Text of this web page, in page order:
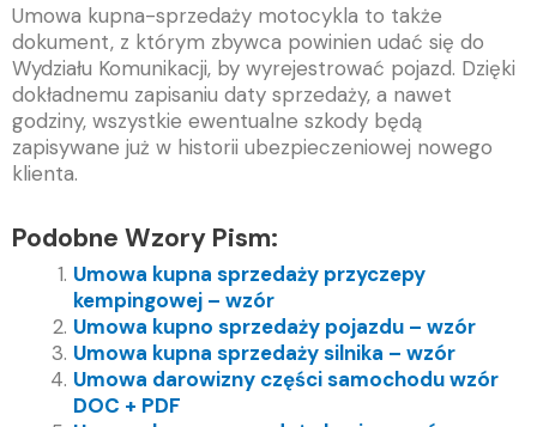
Umowa kupna-sprzedaży motocykla to także
dokument, z którym zbywca powinien udać się do
Wydziału Komunikacji, by wyrejestrować pojazd. Dzięki
dokładnemu zapisaniu daty sprzedaży, a nawet
godziny, wszystkie ewentualne szkody będą
zapisywane już w historii ubezpieczeniowej nowego
klienta.
Podobne Wzory Pism:
Umowa kupna sprzedaży przyczepy
kempingowej – wzór
Umowa kupno sprzedaży pojazdu – wzór
Umowa kupna sprzedaży silnika – wzór
Umowa darowizny części samochodu wzór
DOC + PDF